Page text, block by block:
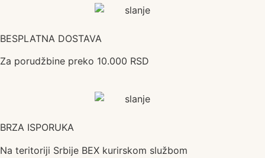
BESPLATNA DOSTAVA
Za porudžbine preko 10.000 RSD
BRZA ISPORUKA
Na teritoriji Srbije BEX kurirskom službom